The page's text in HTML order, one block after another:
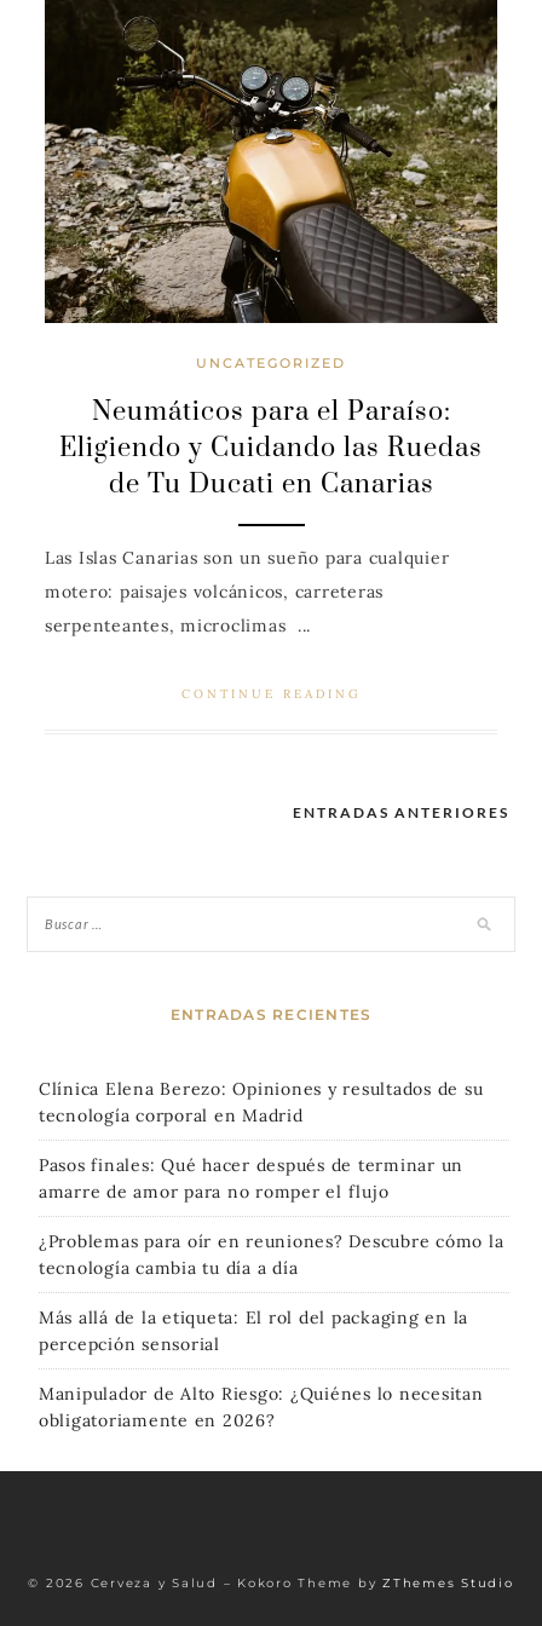
UNCATEGORIZED
Neumáticos para el Paraíso:
Eligiendo y Cuidando las Ruedas
de Tu Ducati en Canarias
Las Islas Canarias son un sueño para cualquier
motero: paisajes volcánicos, carreteras
serpenteantes, microclimas ...
CONTINUE READING
entradas
ENTRADAS ANTERIORES
ENTRADAS RECIENTES
Clínica Elena Berezo: Opiniones y resultados de su
tecnología corporal en Madrid
Pasos finales: Qué hacer después de terminar un
amarre de amor para no romper el flujo
¿Problemas para oír en reuniones? Descubre cómo la
tecnología cambia tu día a día
Más allá de la etiqueta: El rol del packaging en la
percepción sensorial
Manipulador de Alto Riesgo: ¿Quiénes lo necesitan
obligatoriamente en 2026?
© 2026 Cerveza y Salud – Kokoro Theme byZThemes Studio